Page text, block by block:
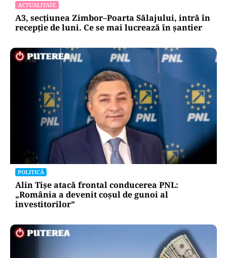
ACTUALITATE
A3, secțiunea Zimbor–Poarta Sălajului, intră în
recepție de luni. Ce se mai lucrează în șantier
POLITICĂ
Alin Tișe atacă frontal conducerea PNL:
„România a devenit coșul de gunoi al
investitorilor”